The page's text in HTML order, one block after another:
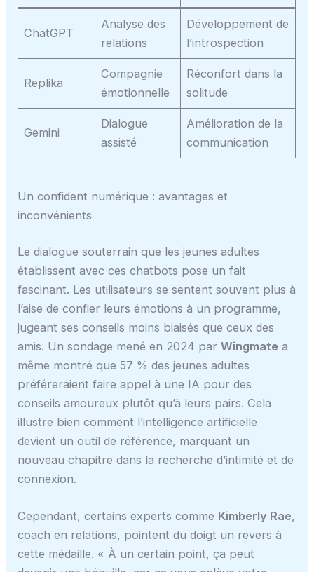
ChatGPT
Analyse des
relations
Développement de
l’introspection
Replika
Compagnie
émotionnelle
Réconfort dans la
solitude
Gemini
Dialogue
assisté
Amélioration de la
communication
Un confident numérique : avantages et
inconvénients
Le dialogue souterrain que les jeunes adultes
établissent avec ces chatbots pose un fait
fascinant. Les utilisateurs se sentent souvent plus à
l’aise de confier leurs émotions à un programme,
jugeant ses conseils moins biaisés que ceux des
amis. Un sondage mené en 2024 parWingmate a
même montré que 57 % des jeunes adultes
préféreraient faire appel à une IA pour des
conseils amoureux plutôt qu’à leurs pairs. Cela
illustre bien comment l’intelligence artificielle
devient un outil de référence, marquant un
nouveau chapitre dans la recherche d’intimité et de
connexion.
Cependant, certains experts comme Kimberly Rae,
coach en relations, pointent du doigt un revers à
cette médaille. « À un certain point, ça peut